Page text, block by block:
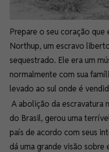
Prepare o seu coração
Northup, um escravo
sequestrado. Ele era um
normalmente com sua
levado ao sul onde é
A abolição da escravatura
do Brasil, gerou uma
país de acordo com seus
dá uma grande visão sobre